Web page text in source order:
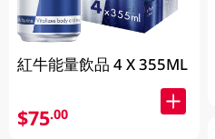
紅牛能量飲品 4 X 355ML
$75.00